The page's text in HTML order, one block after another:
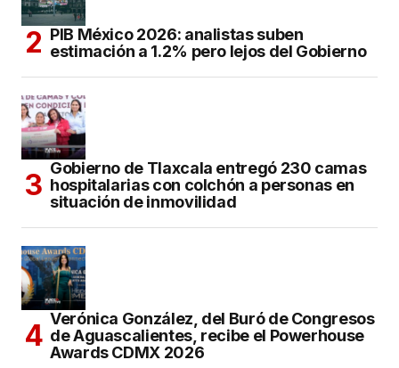
PIB México 2026: analistas suben
estimación a 1.2% pero lejos del Gobierno
Gobierno de Tlaxcala entregó 230 camas
hospitalarias con colchón a personas en
situación de inmovilidad
Verónica González, del Buró de Congresos
de Aguascalientes, recibe el Powerhouse
Awards CDMX 2026